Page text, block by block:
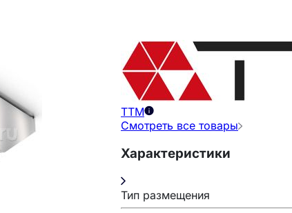
ТТМ
Смотреть все товары
Характеристики
Тип размещения